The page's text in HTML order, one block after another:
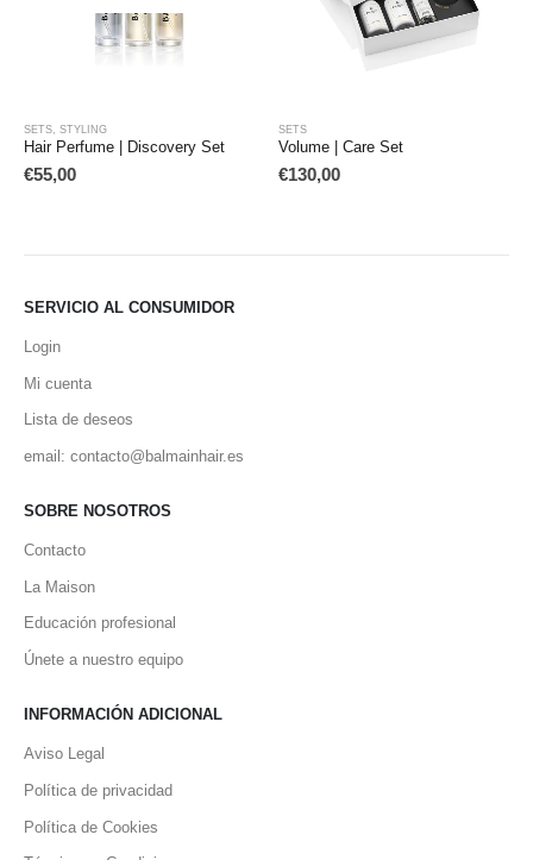
SETS STYLING
Hair Perfume | Discovery Set
€55,00
SETS
Volume | Care Set
€130,00
SERVICIO AL CONSUMIDOR
Login
Mi cuenta
Lista de deseos
email: contacto@balmainhair.es
SOBRE NOSOTROS
Contacto
La Maison
Educación profesional
Únete a nuestro equipo
INFORMACIÓN ADICIONAL
Aviso Legal
Política de privacidad
Política de Cookies